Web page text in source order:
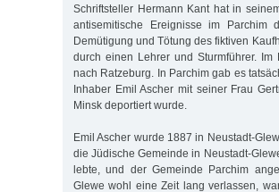
Schriftsteller Hermann Kant hat in
antisemitische Ereignisse im Parchim
Demütigung und Tötung des fiktiven
durch einen Lehrer und Sturmführer.
nach Ratzeburg. In Parchim gab es
Inhaber Emil Ascher mit seiner Frau
Minsk deportiert wurde.
Emil Ascher wurde 1887 in Neustadt-
die Jüdische Gemeinde in Neustadt-
lebte, und der Gemeinde Parchim
Glewe wohl eine Zeit lang verlassen,